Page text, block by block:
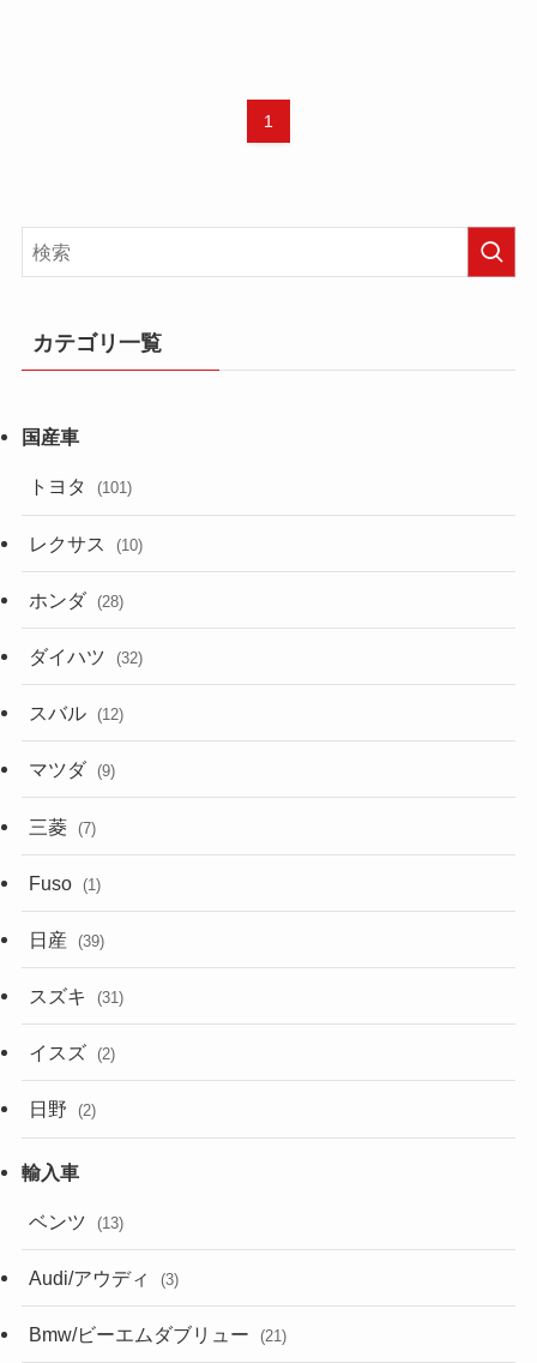
1
カテゴリ一覧
トヨタ (101)
レクサス (10)
ホンダ (28)
ダイハツ (32)
スバル (12)
マツダ (9)
三菱 (7)
Fuso (1)
日産 (39)
スズキ (31)
イスズ (2)
日野 (2)
ベンツ (13)
Audi/アウディ (3)
Bmw/ビーエムダブリュー (21)